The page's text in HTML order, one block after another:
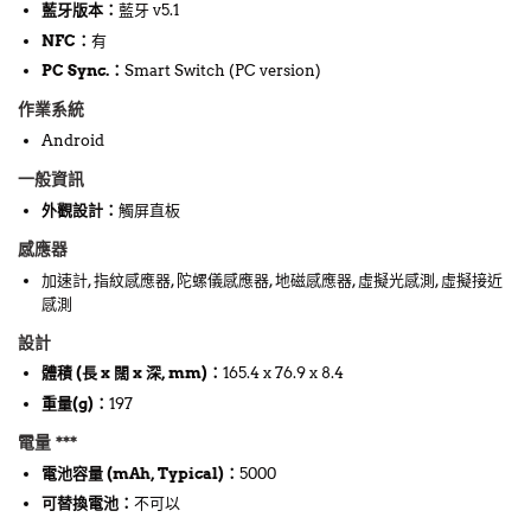
藍牙版本 ： 藍牙 v5.1
NFC ： 有
PC Sync. ： Smart Switch (PC version)
作業系統
Android
一般資訊
外觀設計 ： 觸屏直板
感應器
加速計, 指紋感應器, 陀螺儀感應器, 地磁感應器, 虛擬光感測, 虛擬接近
感測
設計
體積 (長 x 闊 x 深, mm) ： 165.4 x 76.9 x 8.4
重量(g) ： 197
電量 ***
電池容量 (mAh, Typical) ： 5000
可替換電池 ： 不可以